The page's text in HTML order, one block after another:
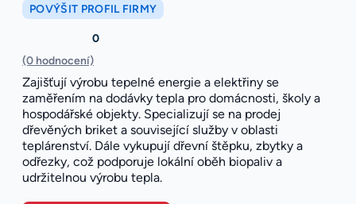
POVÝŠIT PROFIL FIRMY
0
(0 hodnocení)
Zajišťují výrobu tepelné energie a elektřiny se
zaměřením na dodávky tepla pro domácnosti, školy a
hospodářské objekty. Specializují se na prodej
dřevěných briket a související služby v oblasti
teplárenství. Dále vykupují dřevní štěpku, zbytky a
odřezky, což podporuje lokální oběh biopaliv a
udržitelnou výrobu tepla.